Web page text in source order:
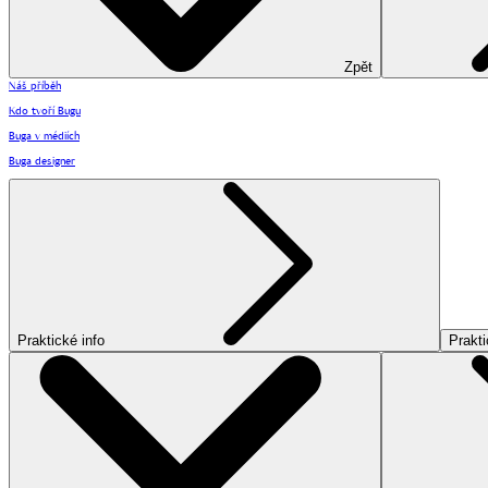
Zpět
Náš příběh
Kdo tvoří Bugu
Buga v médiích
Buga designer
Praktické info